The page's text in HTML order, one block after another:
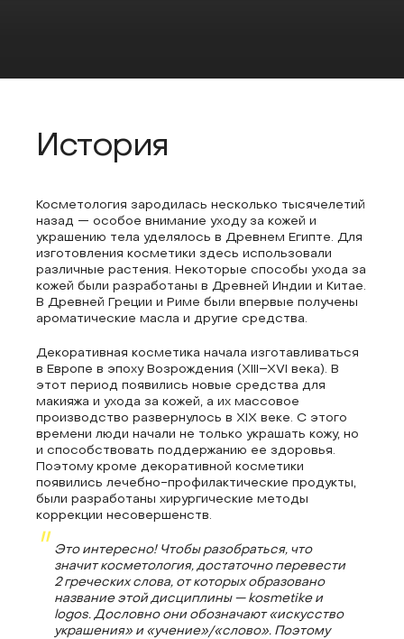
История
Косметология зародилась несколько тысячелетий
назад — особое внимание уходу за кожей и
украшению тела уделялось в Древнем Египте. Для
изготовления косметики здесь использовали
различные растения. Некоторые способы ухода за
кожей были разработаны в Древней Индии и Китае.
В Древней Греции и Риме были впервые получены
ароматические масла и другие средства.
Декоративная косметика начала изготавливаться
в Европе в эпоху Возрождения (XIII–XVI века). В
этот период появились новые средства для
макияжа и ухода за кожей, а их массовое
производство развернулось в XIX веке. С этого
времени люди начали не только украшать кожу, но
и способствовать поддержанию ее здоровья.
Поэтому кроме декоративной косметики
появились лечебно-профилактические продукты,
были разработаны хирургические методы
коррекции несовершенств.
Это интересно! Чтобы разобраться, что
значит косметология, достаточно перевести
2 греческих слова, от которых образовано
название этой дисциплины — kosmetike и
logos. Дословно они обозначают «искусство
украшения» и «учение»/«слово». Поэтому